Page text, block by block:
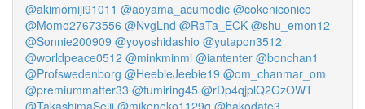
@akimomiji91011 @aoyama_acumedic @cokeniconico
@Momo27673556 @NvgLnd @RaTa_ECK @shu_emon12
@Sonnie200909 @yoyoshidashio @yutapon3512
@worldpeace0512 @minkminmi @iantenter @bonchan1
@Profswedenborg @HeebieJeebie19 @om_chanmar_om
@premiummatter33 @fumiring45 @rDp4qjplQ2GzOWT
@TakashimaSeiji @mikeneko1129q @hakodate3